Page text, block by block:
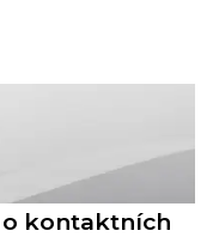
o kontaktních